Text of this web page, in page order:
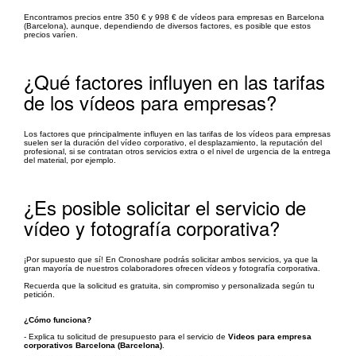
Encontramos precios entre 350 € y 998 € de vídeos para empresas en Barcelona
(Barcelona), aunque, dependiendo de diversos factores, es posible que estos
precios varíen.
¿Qué factores influyen en las tarifas
de los vídeos para empresas?
Los factores que principalmente influyen en las tarifas de los vídeos para empresas
suelen ser la duración del vídeo corporativo, el desplazamiento, la reputación del
profesional, si se contratan otros servicios extra o el nivel de urgencia de la entrega
del material, por ejemplo.
¿Es posible solicitar el servicio de
vídeo y fotografía corporativa?
¡Por supuesto que sí! En Cronoshare podrás solicitar ambos servicios, ya que la
gran mayoría de nuestros colaboradores ofrecen vídeos y fotografía corporativa.
Recuerda que la solicitud es gratuita, sin compromiso y personalizada según tu
petición.
¿Cómo funciona?
- Explica tu solicitud de presupuesto para el servicio de Videos para empresa
corporativos Barcelona (Barcelona)